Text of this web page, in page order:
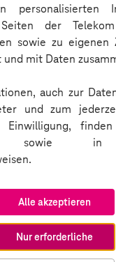
personalisierten
der
sowie zu eigenen
mit Daten
auch zur
und zum
Einwilligung,
sowie in
Alle akzeptieren
Nur erforderliche